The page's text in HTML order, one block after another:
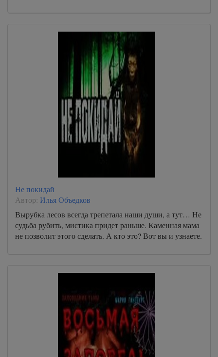
Не покидай
Автор: Илья Объедков
Вырубка лесов всегда трепетала наши души, а тут… Не
судьба рубить, мистика придет раньше. Каменная мама
не позволит этого сделать. А кто это? Вот вы и узнаете.